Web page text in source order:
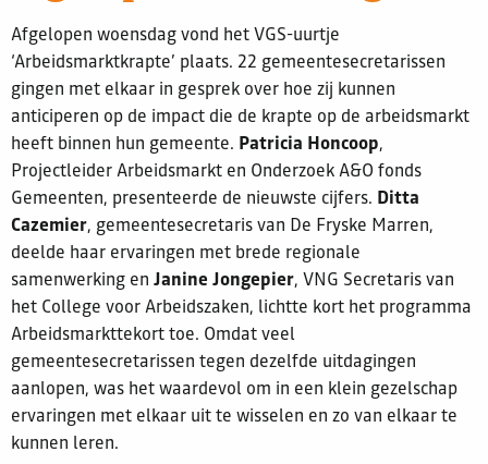
Afgelopen woensdag vond het VGS-uurtje
‘Arbeidsmarktkrapte’ plaats. 22 gemeentesecretarissen
gingen met elkaar in gesprek over hoe zij kunnen
anticiperen op de impact die de krapte op de arbeidsmarkt
heeft binnen hun gemeente.Patricia Honcoop,
Projectleider Arbeidsmarkt en Onderzoek A&O fonds
Gemeenten, presenteerde de nieuwste cijfers.Ditta
Cazemier, gemeentesecretaris van De Fryske Marren,
deelde haar ervaringen met brede regionale
samenwerking enJanine Jongepier, VNG Secretaris van
het College voor Arbeidszaken, lichtte kort het programma
Arbeidsmarkttekort toe. Omdat veel
gemeentesecretarissen tegen dezelfde uitdagingen
aanlopen, was het waardevol om in een klein gezelschap
ervaringen met elkaar uit te wisselen en zo van elkaar te
kunnen leren.